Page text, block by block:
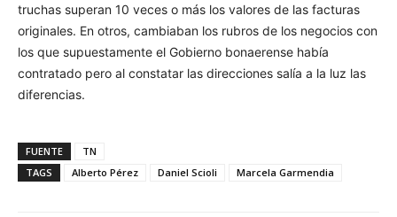
truchas superan 10 veces o más los valores de las facturas
originales. En otros, cambiaban los rubros de los negocios con
los que supuestamente el Gobierno bonaerense había
contratado pero al constatar las direcciones salía a la luz las
diferencias.
FUENTE
TN
TAGS
Alberto Pérez Daniel Scioli Marcela Garmendia